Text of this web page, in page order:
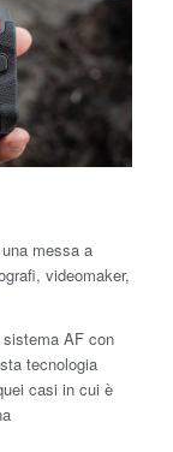
messa a
videomaker,
AF con
tecnologia
casi in cui è